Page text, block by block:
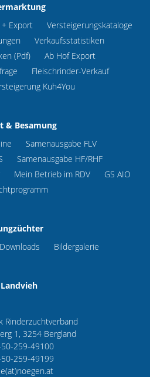
Export
Versteigerungskataloge
Verkaufsstatistiken
(Pdf)
Ab Hof Export
Fleischrinder-Verkauf
Kuh4You
& Besamung
Samenausgabe FLV
Samenausgabe HF/RHF
Mein Betrieb im RDV
GS AIO
Downloads Bildergalerie
Landvieh
Rinderzuchtverband
1, 3254 Bergland
259-49100
259-49199